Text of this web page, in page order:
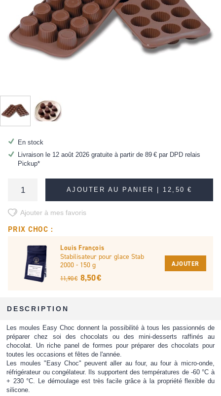
En stock
Livraison le 12 août 2026 gratuite à partir de 89 €par DPD relais
Pickup*
AJOUTER AU PANIER | 12,50 €
Ajouter à mes favoris
PRIX CHOC :
Louis François
Stabilisateur pour glace Stab
2000 - 150 g
11,90 € 8,50 €
AJOUTER
DESCRIPTION
Les moules Easy Choc donnent la possibilité à tous les passionnés de
préparer chez soi des chocolats ou des mini-desserts raffinés au
chocolat. Un riche panel de formes pour préparer des chocolats pour
toutes les occasions et fêtes de l'année.
Les moules "Easy Choc" peuvent aller au four, au four à micro-onde,
réfrigérateur ou congélateur. Ils supportent des températures de -60 °C à
+ 230 °C. Le démoulage est très facile grâce à la propriété flexible du
silicone.